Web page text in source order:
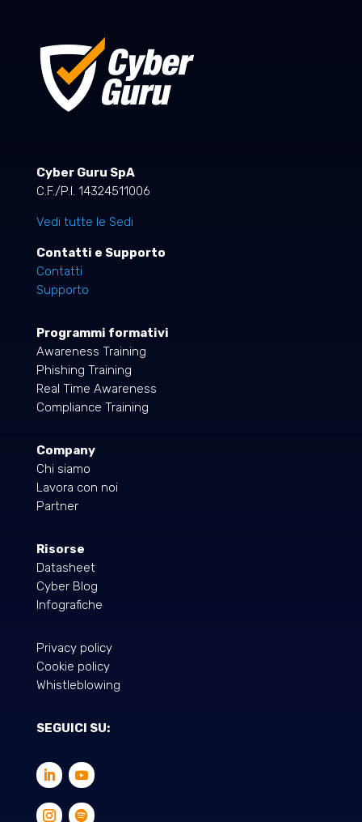
Cyber Guru SpA
C.F./P.I. 14324511006
Vedi tutte le Sedi
Contatti e Supporto
Contatti
Supporto
Programmi formativi
Awareness Training
Phishing Training
Real Time Awareness
Compliance Training
Company
Chi siamo
Lavora con noi
Partner
Risorse
Datasheet
Cyber Blog
Infografiche
Privacy policy
Cookie policy
Whistleblowing
SEGUICI SU: